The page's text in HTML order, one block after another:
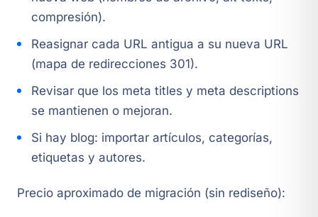
compresión).
Reasignar cada URL antigua a su nueva URL
(mapa de redirecciones 301).
Revisar que los meta titles y meta descriptions
se mantienen o mejoran.
Si hay blog: importar artículos, categorías,
etiquetas y autores.
Precio aproximado de migración (sin rediseño):